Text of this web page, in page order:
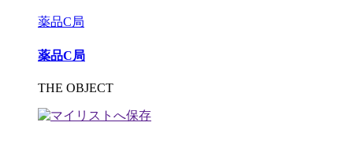
薬品C局
薬品C局
THE OBJECT